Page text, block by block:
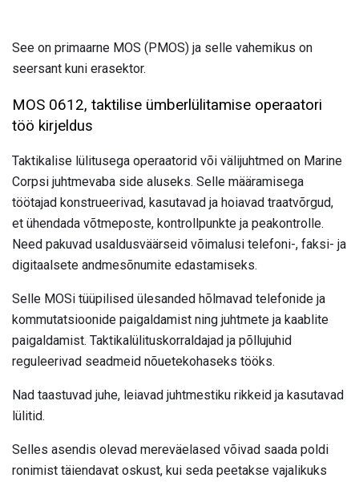
See on primaarne MOS (PMOS) ja selle vahemikus on
seersant kuni erasektor.
MOS 0612, taktilise ümberlülitamise operaatori
töö kirjeldus
Taktikalise lülitusega operaatorid või välijuhtmed on Marine
Corpsi juhtmevaba side aluseks. Selle määramisega
töötajad konstrueerivad, kasutavad ja hoiavad traatvõrgud,
et ühendada võtmeposte, kontrollpunkte ja peakontrolle.
Need pakuvad usaldusväärseid võimalusi telefoni-, faksi- ja
digitaalsete andmesõnumite edastamiseks.
Selle MOSi tüüpilised ülesanded hõlmavad telefonide ja
kommutatsioonide paigaldamist ning juhtmete ja kaablite
paigaldamist. Taktikalülituskorraldajad ja põllujuhid
reguleerivad seadmeid nõuetekohaseks tööks.
Nad taastuvad juhe, leiavad juhtmestiku rikkeid ja kasutavad
lülitid.
Selles asendis olevad mereväelased võivad saada poldi
ronimist täiendavat oskust, kui seda peetakse vajalikuks